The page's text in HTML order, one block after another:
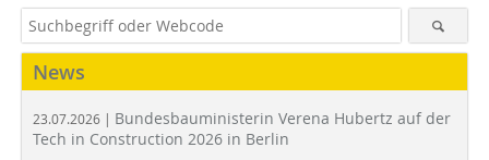
News
23.07.2026 | Bundesbauministerin Verena Hubertz auf der
Tech in Construction 2026 in Berlin